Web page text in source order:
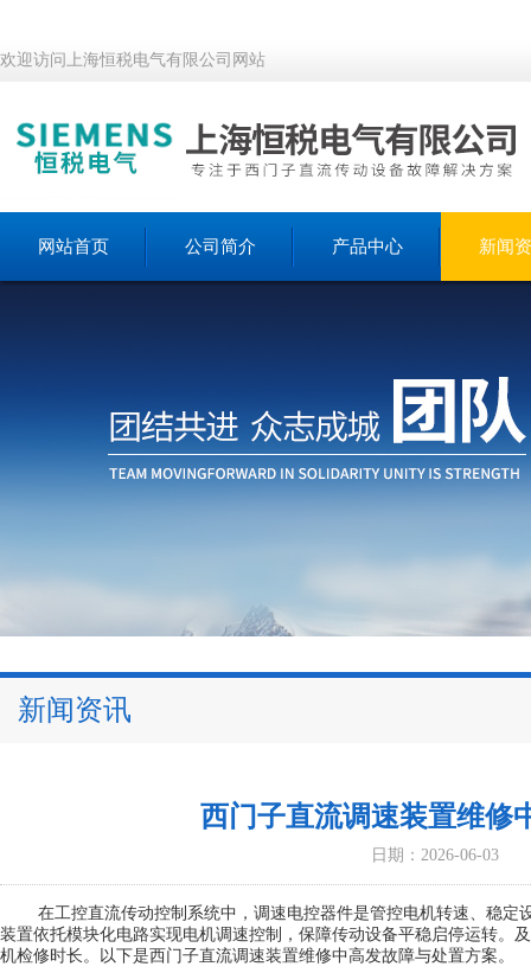
欢迎访问上海恒税电气有限公司网站
网站首页 公司简介 产品中心 新闻
新闻资讯
西门子直流调速装置维修
日期：2026-06-03
在工控直流传动控制系统中，调速电控器件是管控电机转速、稳定
装置依托模块化电路实现电机调速控制，保障传动设备平稳启停运转。
机检修时长。以下是西门子直流调速装置维修中高发故障与处置方案。